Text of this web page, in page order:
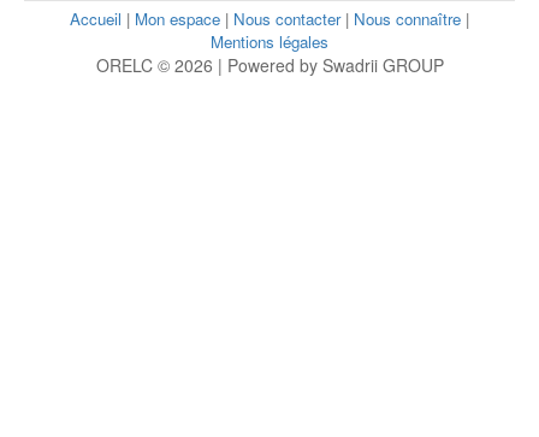
Accueil | Mon espace | Nous contacter| Nous connaître |
Mentions légales
ORELC © 2026 | Powered by Swadrii GROUP